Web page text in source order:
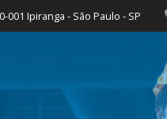
001 Ipiranga - São Paulo - SP